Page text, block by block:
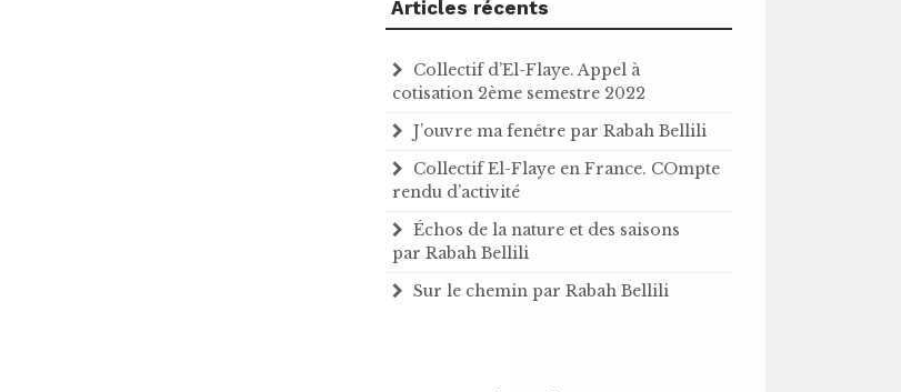
Articles récents
Collectif d’El-Flaye. Appel à
cotisation 2ème semestre 2022
J’ouvre ma fenêtre par Rabah Bellili
Collectif El-Flaye en France. COmpte
rendu d’activité
Échos de la nature et des saisons
par Rabah Bellili
Sur le chemin par Rabah Bellili